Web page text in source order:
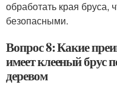
обработать края
безопасными.
Вопрос 8: Какие
имеет клееный брус
деревом